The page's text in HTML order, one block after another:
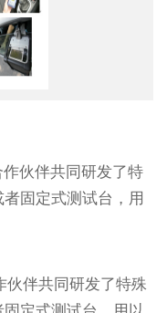
伙伴共同研发了特
固定式测试台，用
伴共同研发了特殊